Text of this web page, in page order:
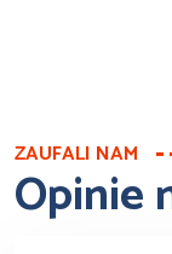
ZAUFALI NAM
Opinie